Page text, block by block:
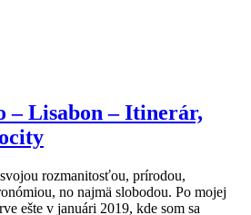
– Lisabon – Itinerár,
rozmanitosťou, prírodou,
no najmä slobodou. Po mojej
ešte v januári 2019, kde som sa